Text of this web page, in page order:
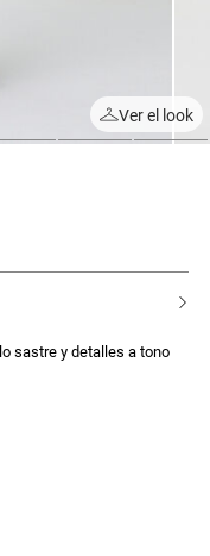
Ver el look
sastre y detalles a tono
fruncido